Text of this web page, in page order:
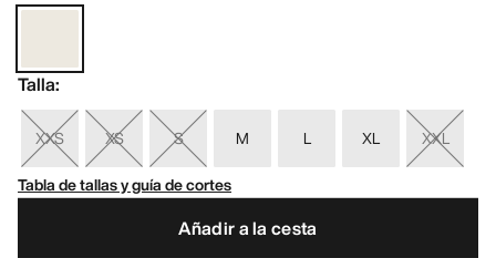
Talla:
XXS XS S M L XL
XXL
Tabla de tallas y guía de cortes
Añadir a la cesta